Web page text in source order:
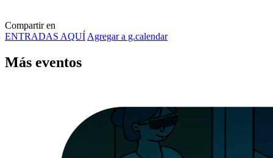
Compartir en
ENTRADAS AQUÍAgregar a g.calendar
Más eventos